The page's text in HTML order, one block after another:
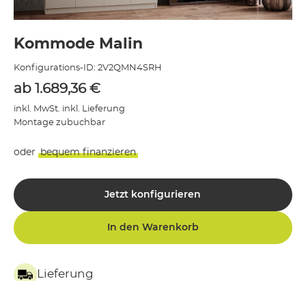
Kommode Malin
Konfigurations-ID: 2V2QMN4SRH
ab 1.689,36 €
inkl. MwSt. inkl. Lieferung
Montage zubuchbar
oder bequem finanzieren
Jetzt konfigurieren
In den Warenkorb
Lieferung